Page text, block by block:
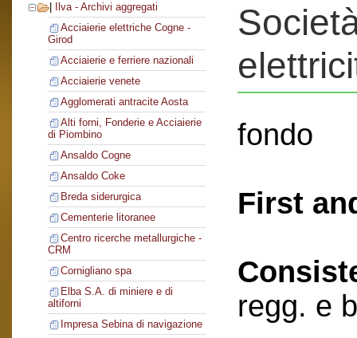
Ilva - Archivi aggregati
Acciaierie elettriche Cogne -
Girod
Acciaierie e ferriere nazionali
Acciaierie venete
Agglomerati antracite Aosta
Alti forni, Fonderie e Acciaierie
di Piombino
Ansaldo Cogne
Ansaldo Coke
Breda siderurgica
Cementerie litoranee
Centro ricerche metallurgiche -
CRM
Cornigliano spa
Elba S.A. di miniere e di
altiforni
Impresa Sebina di navigazione
fondo
First
regg. e